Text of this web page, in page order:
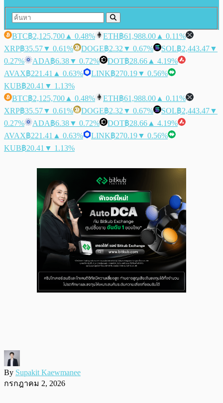
BTC฿2,125,700 ▲ 0.48% ETH฿61,988.00 ▲ 0.11%
XRP฿35.57▼ 0.61% DOGE฿2.32 ▼ 0.67% SOL฿2,443.47▼
0.27%
ADA฿6.38▼ 0.72% DOT฿28.66 ▲ 4.19%
AVAX฿221.41 ▲ 0.63% LINK฿270.19▼ 0.56%
KUB฿20.41 ▼ 1.13%
BTC฿2,125,700 ▲ 0.48% ETH฿61,988.00 ▲ 0.11%
XRP฿35.57▼ 0.61% DOGE฿2.32 ▼ 0.67% SOL฿2,443.47▼
0.27%
ADA฿6.38▼ 0.72% DOT฿28.66 ▲ 4.19%
AVAX฿221.41 ▲ 0.63% LINK฿270.19▼ 0.56%
KUB฿20.41 ▼ 1.13%
By Supakit Kaewmanee
กรกฎาคม 2, 2026